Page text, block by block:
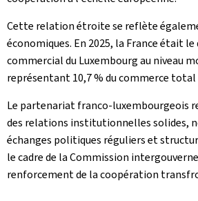
Cette relation étroite se reflète
économiques. En 2025, la France était
commercial du Luxembourg au niveau
représentant 10,7 % du commerce total
Le partenariat franco-luxembourgeois
des relations institutionnelles solides,
échanges politiques réguliers et
le cadre de la Commission
renforcement de la coopération